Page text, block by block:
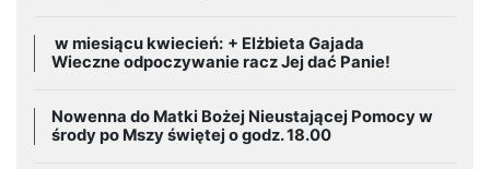
w miesiącu kwiecień: + Elżbieta Gajada
Wieczne odpoczywanie racz Jej dać Panie!
Nowenna do Matki Bożej Nieustającej Pomocy w
środy po Mszy świętej o godz. 18.00